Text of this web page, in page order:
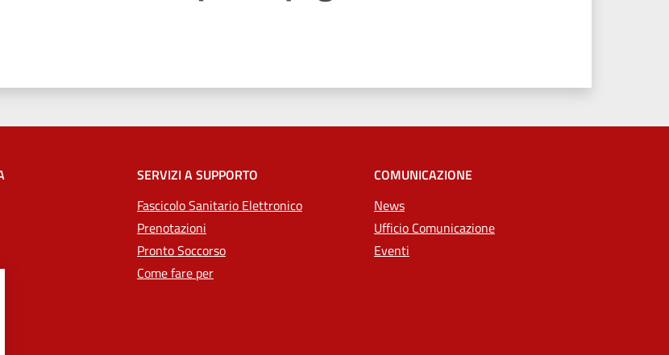
SERVIZI A SUPPORTO
Fascicolo Sanitario Elettronico
Prenotazioni
Pronto Soccorso
Come fare per
COMUNICAZIONE
News
Ufficio Comunicazione
Eventi